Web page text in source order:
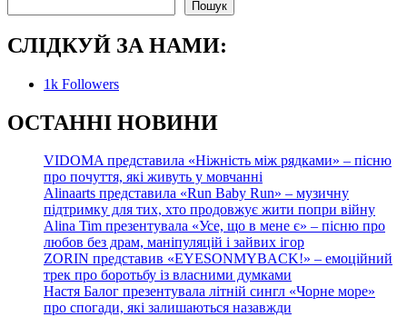
Пошук
СЛІДКУЙ ЗА НАМИ:
1k Followers
ОСТАННІ НОВИНИ
VIDOMA представила «Ніжність між рядками» – пісню
про почуття, які живуть у мовчанні
Alinaarts представила «Run Baby Run» – музичну
підтримку для тих, хто продовжує жити попри війну
Alina Tim презентувала «Усе, що в мене є» – пісню про
любов без драм, маніпуляцій і зайвих ігор
ZORIN представив «EYESONMYBACK!» – емоційний
трек про боротьбу із власними думками
Настя Балог презентувала літній сингл «Чорне море»
про спогади, які залишаються назавжди